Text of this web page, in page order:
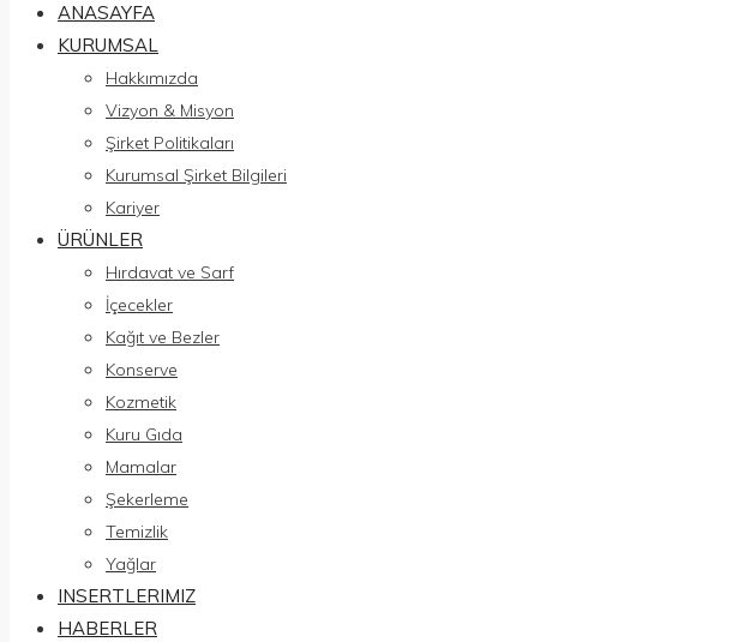
ANASAYFA
KURUMSAL
Hakkımızda
Vizyon & Misyon
Şirket Politikaları
Kurumsal Şirket Bilgileri
Kariyer
ÜRÜNLER
Hırdavat ve Sarf
İçecekler
Kağıt ve Bezler
Konserve
Kozmetik
Kuru Gıda
Mamalar
Şekerleme
Temizlik
Yağlar
INSERTLERIMIZ
HABERLER